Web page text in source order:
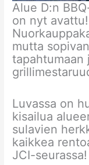
Alue D:n
on nyt
mutta
tapahtumaan
Luvassa on
kisailua
sulavien
kaikkea
JCI-seurassa!